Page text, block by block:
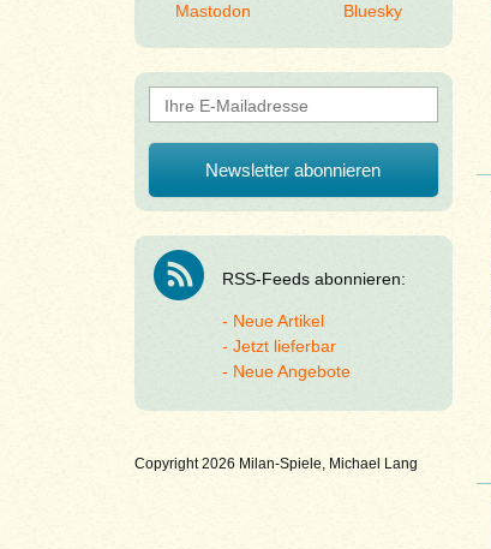
Mastodon Bluesky
RSS-Feeds abonnieren:
Neue Artikel
Jetzt lieferbar
Neue Angebote
Copyright 2026 Milan-Spiele, Michael Lang